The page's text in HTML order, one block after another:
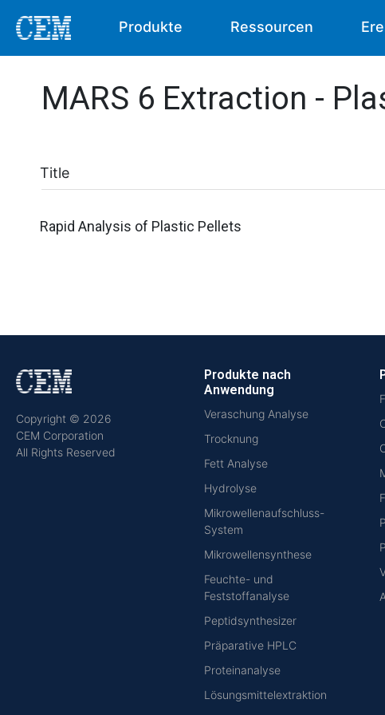
Produkte Ressourcen
MARS 6 Extraction -
Title
Rapid Analysis of Plastic Pellets
Copyright © 2026
CEM Corporation
All Rights Reserved
Produkte nach
Anwendung
Veraschung Analyse
Trocknung
Fett Analyse
Hydrolyse
Mikrowellenaufschluss-
System
Mikrowellensynthese
Feuchte- und
Feststoffanalyse
Peptidsynthesizer
Präparative HPLC
Proteinanalyse
Lösungsmittelextraktion